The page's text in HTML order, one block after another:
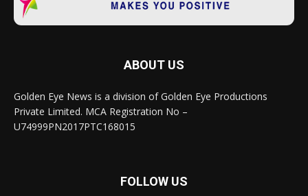
ABOUT US
Golden Eye News is a division of Golden Eye Productions
Private Limited. MCA Registration No –
U74999PN2017PTC168015
FOLLOW US